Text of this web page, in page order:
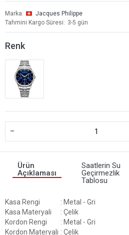
Marka
Jacques Philippe
Tahmini Kargo Süresi
3-5 gün
Renk
-
Ürün
Açıklaması
Saatlerin Su
Geçirmezlik
Tablosu
Kasa Rengi
: Metal - Gri
Kasa Materyali
: Çelik
Kordon Rengi
: Metal - Gri
Kordon Materyali : Çelik